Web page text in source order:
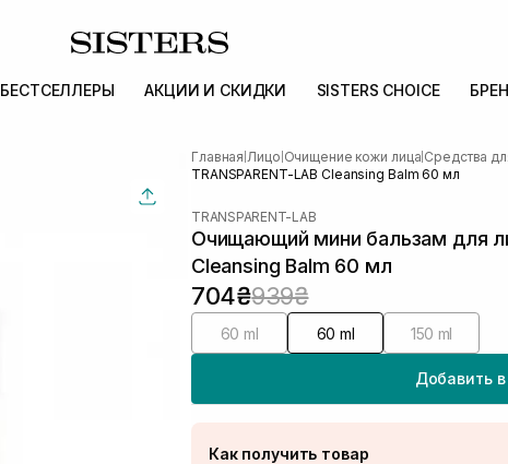
БЕСТСЕЛЛЕРЫ АКЦИИ И СКИДКИ SISTERS CHOICE
Главная Лицо Очищение кожи лица Средства
TRANSPARENT-LAB Cleansing Balm 60 мл
TRANSPARENT-LAB
Очищающий мини бальзам для
Cleansing Balm 60 мл
704₴939₴
60 ml 60 ml 150 ml
Добавить в
Как получить товар